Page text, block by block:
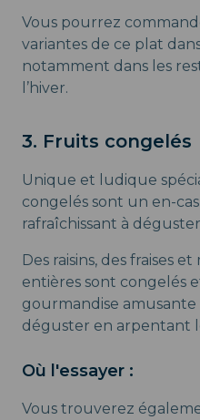
Vous pourrez
variantes de ce plat
notamment dans les
l’hiver.
3. Fruits congelés
Unique et ludique
congelés sont un en-
rafraîchissant à
Des raisins, des fraises
entières sont congelés
gourmandise amusante
déguster en arpentant
Où l'essayer :
Vous trouverez